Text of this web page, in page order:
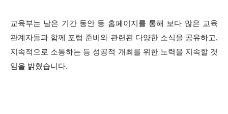
교육부는 남은 기간 동안 동 홈페이지를 통해 보다 많은 교육
관계자들과 함께 포럼 준비와 관련된 다양한 소식을 공유하고,
지속적으로 소통하는 등 성공적 개최를 위한 노력을 지속할 것
임을 밝혔습니다.